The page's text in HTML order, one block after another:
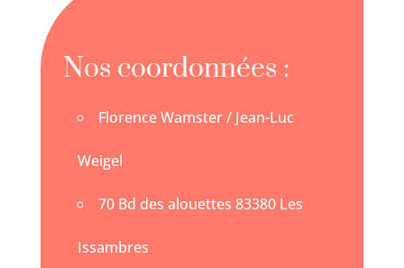
Nos coordonnées :
Florence Wamster / Jean-Luc
Weigel
70 Bd des alouettes 83380 Les
Issambres